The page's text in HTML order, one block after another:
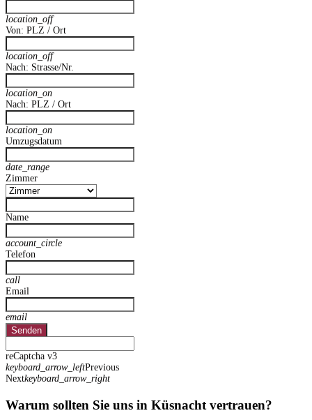
location_off
Von: PLZ / Ort
location_off
Nach: Strasse/Nr.
location_on
Nach: PLZ / Ort
location_on
Umzugsdatum
date_range
Zimmer
Name
account_circle
Telefon
call
Email
email
Senden
reCaptcha v3
keyboard_arrow_leftPrevious
Nextkeyboard_arrow_right
Warum sollten Sie uns in Küsnacht vertrauen?